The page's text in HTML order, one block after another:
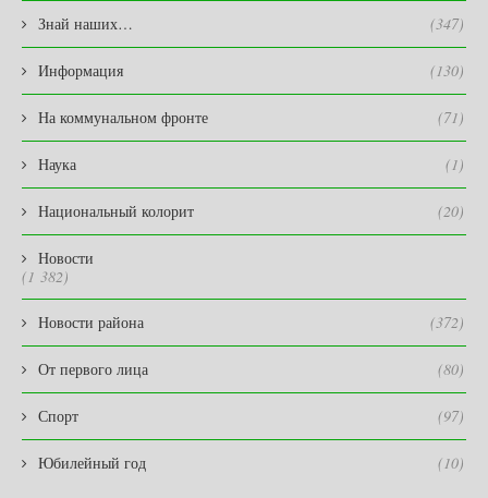
Знай наших… (347)
Информация (130)
На коммунальном фронте (71)
Наука (1)
Национальный колорит (20)
Новости
(1 382)
Новости района (372)
От первого лица (80)
Спорт (97)
Юбилейный год (10)